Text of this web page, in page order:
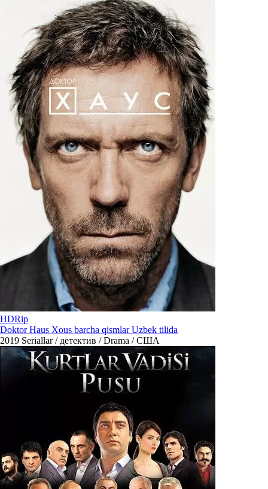
HDRip
Doktor Haus Xous barcha qismlar Uzbek tilida
2019 Seriallar / детектив / Drama / США